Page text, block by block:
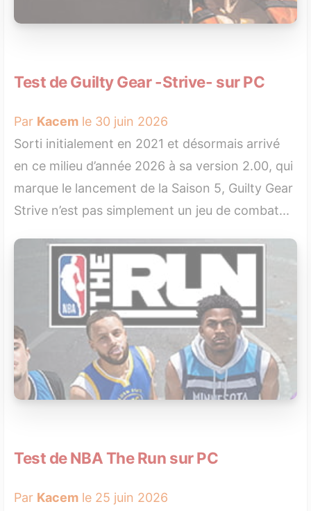
Test de Guilty Gear -Strive- sur PC
Par Kacem le 30 juin 2026
Sorti initialement en 2021 et désormais arrivé
en ce milieu d’année 2026 à sa version 2.00, qui
marque le lancement de la Saison 5, Guilty Gear
Strive n’est pas simplement un jeu de combat...
Test de NBA The Run sur PC
Par Kacem le 25 juin 2026